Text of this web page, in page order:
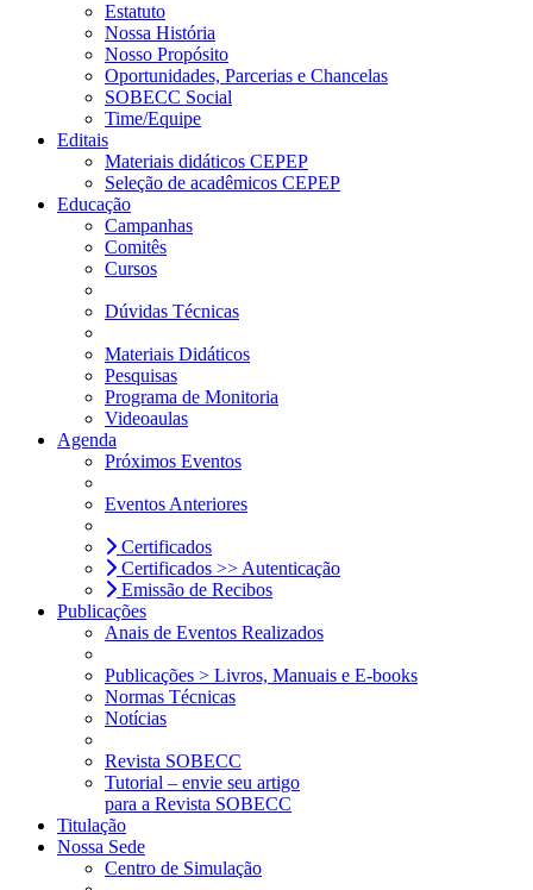
Estatuto
Nossa História
Nosso Propósito
Oportunidades, Parcerias e Chancelas
SOBECC Social
Time/Equipe
Editais
Materiais didáticos CEPEP
Seleção de acadêmicos CEPEP
Educação
Campanhas
Comitês
Cursos
Dúvidas Técnicas
Materiais Didáticos
Pesquisas
Programa de Monitoria
Videoaulas
Agenda
Próximos Eventos
Eventos Anteriores
Certificados
Certificados >> Autenticação
Emissão de Recibos
Publicações
Anais de Eventos Realizados
Publicações > Livros, Manuais e E-books
Normas Técnicas
Notícias
Revista SOBECC
Tutorial – envie seu artigo
para a Revista SOBECC
Titulação
Nossa Sede
Centro de Simulação